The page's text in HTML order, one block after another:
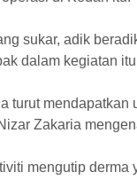
sukar, adik
dalam kegiatan
turut
Zakaria
mengutip